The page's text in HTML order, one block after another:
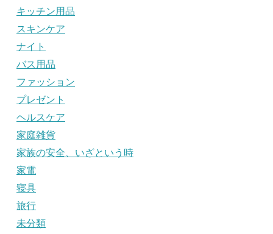
キッチン用品
スキンケア
ナイト
バス用品
ファッション
プレゼント
ヘルスケア
家庭雑貨
家族の安全、いざという時
家電
寝具
旅行
未分類